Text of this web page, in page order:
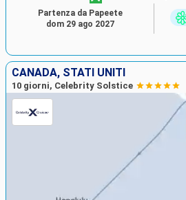
Partenza da Papeete
dom 29 ago 2027
CANADA, STATI UNITI
10 giorni, Celebrity Solstice